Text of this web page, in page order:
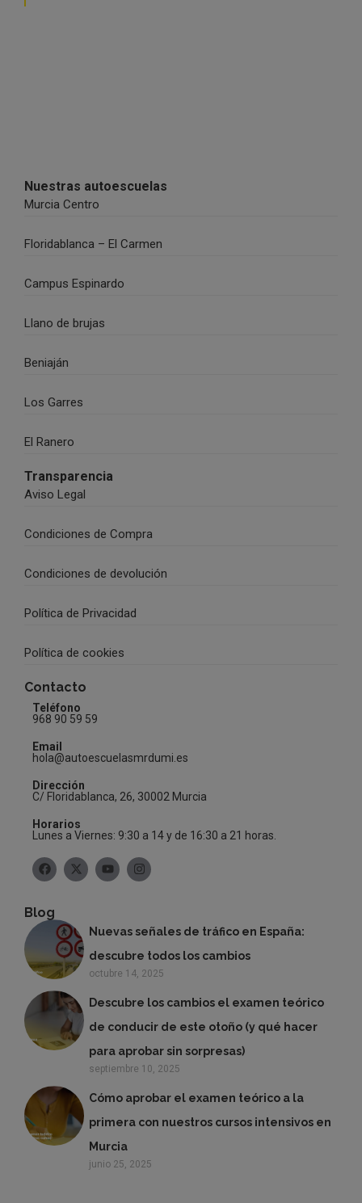
Nuestras autoescuelas
Murcia Centro
Floridablanca – El Carmen
Campus Espinardo
Llano de brujas
Beniaján
Los Garres
El Ranero
Transparencia
Aviso Legal
Condiciones de Compra
Condiciones de devolución
Política de Privacidad
Política de cookies
Contacto
Teléfono
968 90 59 59
Email
hola@autoescuelasmrdumi.es
Dirección
C/ Floridablanca, 26, 30002 Murcia
Horarios
Lunes a Viernes: 9:30 a 14 y de 16:30 a 21 horas.
Blog
Nuevas señales de tráfico en España:
descubre todos los cambios
octubre 14, 2025
Descubre los cambios el examen teórico
de conducir de este otoño (y qué hacer
para aprobar sin sorpresas)
septiembre 10, 2025
Cómo aprobar el examen teórico a la
primera con nuestros cursos intensivos en
Murcia
junio 25, 2025